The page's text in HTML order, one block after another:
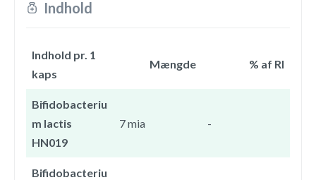
Indhold
Indhold pr. 1
kaps
Mængde % af RI
Bifidobacteriu
m lactis
HN019
7 mia -
Bifidobacteriu